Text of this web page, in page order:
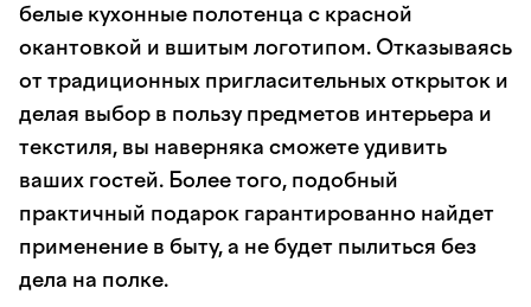
белые кухонные полотенца с красной
окантовкой и вшитым логотипом. Отказываясь
от традиционных пригласительных открыток и
делая выбор в пользу предметов интерьера и
текстиля, вы наверняка сможете удивить
ваших гостей. Более того, подобный
практичный подарок гарантированно найдет
применение в быту, а не будет пылиться без
дела на полке.